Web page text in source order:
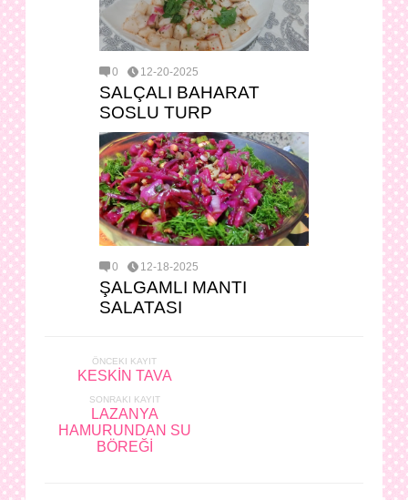
0 12-20-2025
SALÇALI BAHARAT
SOSLU TURP
0 12-18-2025
ŞALGAMLI MANTI
SALATASI
ÖNCEKI KAYIT
KESKİN TAVA
SONRAKI KAYIT
LAZANYA
HAMURUNDAN SU
BÖREĞİ